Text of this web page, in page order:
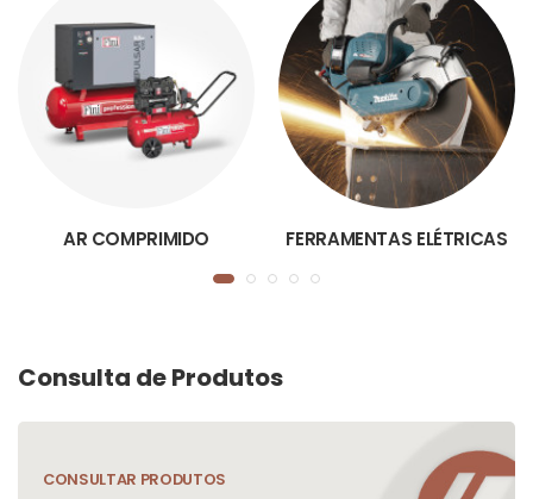
AR COMPRIMIDO FERRAMENTAS ELÉTRICAS
Consulta de Produtos
CONSULTAR PRODUTOS